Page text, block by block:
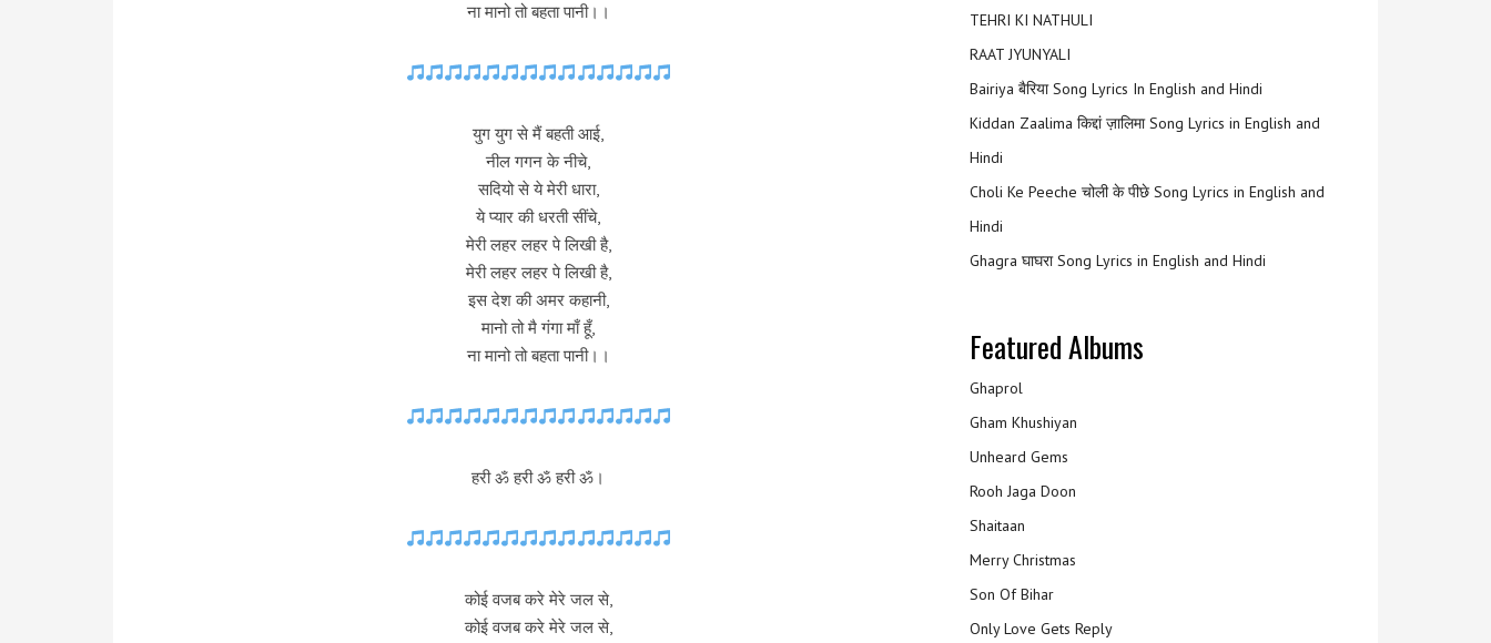
ना मानो तो बहता पानी।।
युग युग से मैं बहती आई,
नील गगन के नीचे,
सदियो से ये मेरी धारा,
ये प्यार की धरती सींचे,
मेरी लहर लहर पे लिखी है,
मेरी लहर लहर पे लिखी है,
इस देश की अमर कहानी,
मानो तो मै गंगा माँ हूँ,
ना मानो तो बहता पानी।।
हरी ॐ हरी ॐ हरी ॐ।
कोई वजब करे मेरे जल से,
कोई वजब करे मेरे जल से,
TEHRI KI NATHULI
RAAT JYUNYALI
Bairiya बैरिया Song Lyrics In English and Hindi
Kiddan Zaalima किद्दां ज़ालिमा Song Lyrics in English and
Hindi
Choli Ke Peeche चोली के पीछे Song Lyrics in English and
Hindi
Ghagra घाघरा Song Lyrics in English and Hindi
Featured Albums
Ghaprol
Gham Khushiyan
Unheard Gems
Rooh Jaga Doon
Shaitaan
Merry Christmas
Son Of Bihar
Only Love Gets Reply